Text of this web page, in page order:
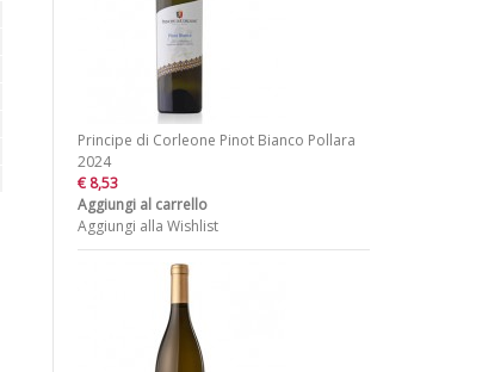
Principe di Corleone Pinot Bianco Pollara
2024
€ 8,53
Aggiungi al carrello
Aggiungi alla Wishlist